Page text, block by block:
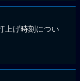
上げ時刻につい